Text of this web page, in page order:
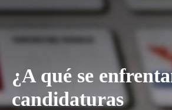
¿A qué se
candidaturas